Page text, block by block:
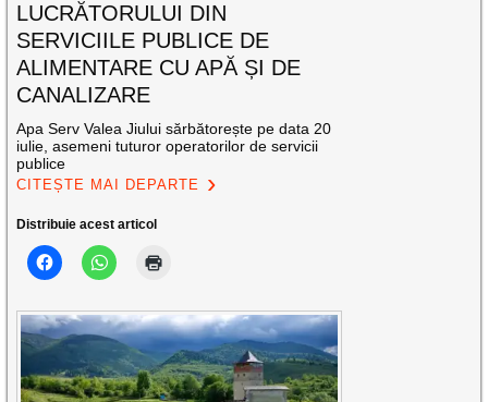
LUCRĂTORULUI DIN
SERVICIILE PUBLICE DE
ALIMENTARE CU APĂ ȘI DE
CANALIZARE
Apa Serv Valea Jiului sărbătorește pe data 20
iulie, asemeni tuturor operatorilor de servicii
publice
CITEȘTE MAI DEPARTE
Distribuie acest articol